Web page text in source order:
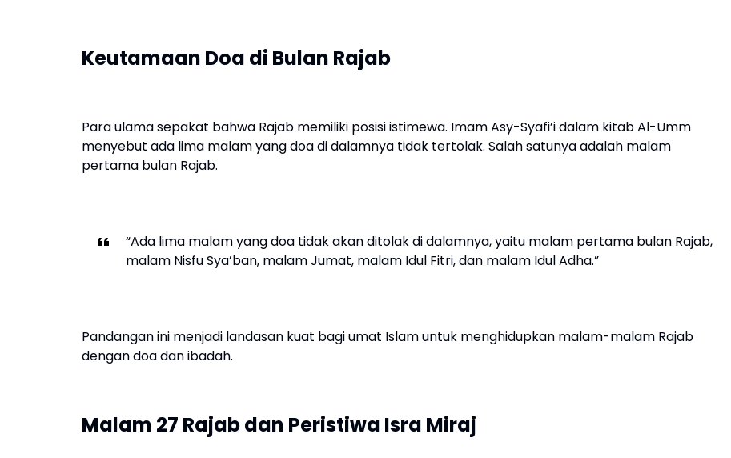
Keutamaan Doa di Bulan Rajab
Para ulama sepakat bahwa Rajab memiliki posisi istimewa. Imam Asy-Syafi’i dalam kitab Al-Umm
menyebut ada lima malam yang doa di dalamnya tidak tertolak. Salah satunya adalah malam
pertama bulan Rajab.
“Ada lima malam yang doa tidak akan ditolak di dalamnya, yaitu malam pertama bulan Rajab,
malam Nisfu Sya’ban, malam Jumat, malam Idul Fitri, dan malam Idul Adha.”
Pandangan ini menjadi landasan kuat bagi umat Islam untuk menghidupkan malam-malam Rajab
dengan doa dan ibadah.
Malam 27 Rajab dan Peristiwa Isra Miraj